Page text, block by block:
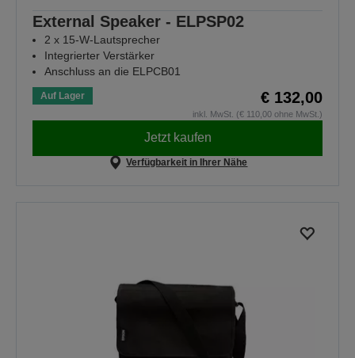
External Speaker - ELPSP02
2 x 15-W-Lautsprecher
Integrierter Verstärker
Anschluss an die ELPCB01
Auf Lager € 132,00
inkl. MwSt. (€ 110,00 ohne MwSt.)
Jetzt kaufen
Verfügbarkeit in Ihrer Nähe